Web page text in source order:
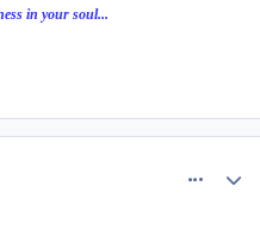
in your soul...